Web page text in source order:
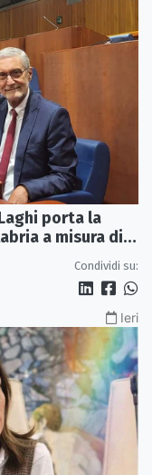
porta la
a misura di
Condividi su:
Ieri